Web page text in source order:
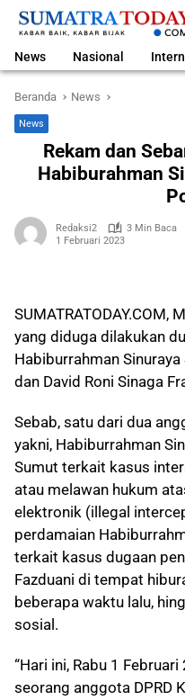
Langsung
News Nasional
Beranda News
News
Rekam dan
Habiburahman
Redaksi2
3 Min Baca
1 Februari 2023
SUMATRATODAY.COM,
yang diduga dilakukan
Habiburrahman
dan David Roni Sinaga
Sebab, satu dari dua
yakni, Habiburrahman
Sumut terkait kasus
atau melawan hukum
elektronik (illegal
perdamaian
terkait kasus dugaan
Fazduani di tempat
beberapa waktu lalu,
sosial.
“Hari ini, Rabu 1
seorang anggota DPRD